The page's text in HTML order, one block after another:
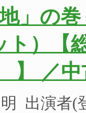
」の
ト）【
】 ／
出演者(